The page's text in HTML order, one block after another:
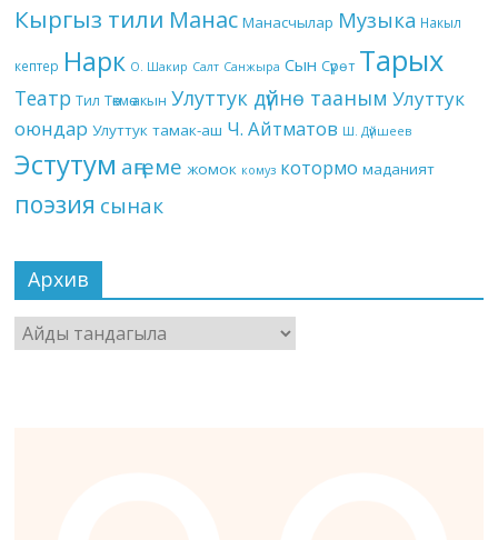
Кыргыз тили Манас Манасчылар Музыка Накыл
кептер Нарк О. Шакир Салт Санжыра Сын Сүрөт Тарых
Театр Тил Төкмө акын Улуттук дүйнө тааным Улуттук
оюндар Улуттук тамак-аш Ч. Айтматов Ш. Дүйшеев
Эстутум аңгеме жомок комуз котормо маданият
поэзия сынак
Архив
Архив